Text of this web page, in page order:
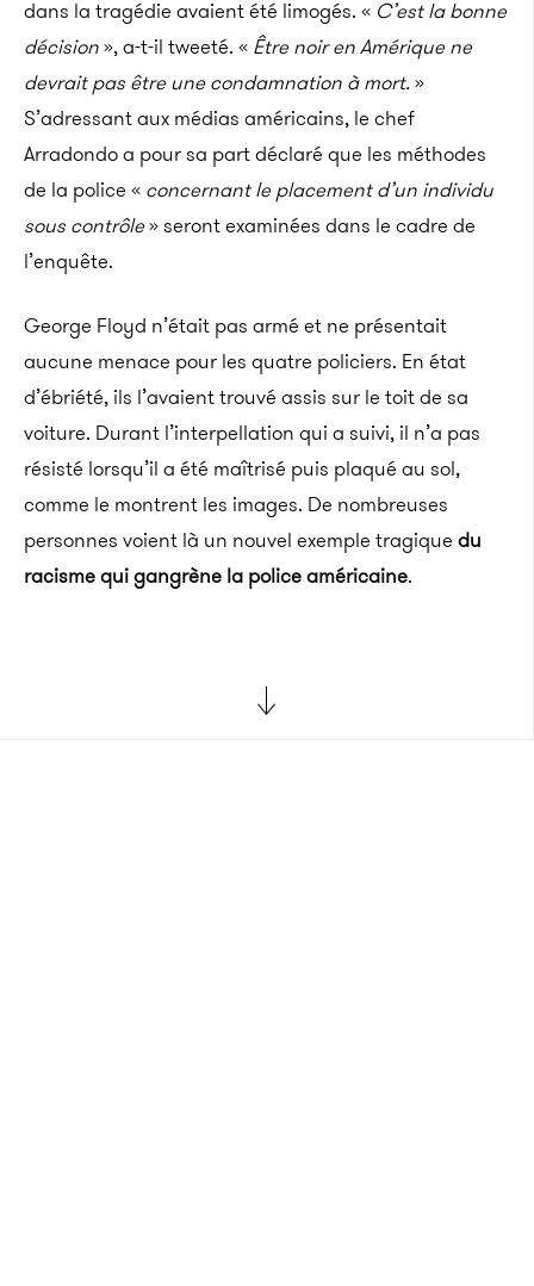
dans la tragédie avaient été limogés. « C’est la bonne
décision», a-t-il tweeté. « Être noir en Amérique ne
devrait pas être une condamnation à mort.»
S’adressant aux médias américains, le chef
Arradondo a pour sa part déclaré que les méthodes
de la police « concernant le placement d’un individu
sous contrôle» seront examinées dans le cadre de
l’enquête.
George Floyd n’était pas armé et ne présentait
aucune menace pour les quatre policiers. En état
d’ébriété, ils l’avaient trouvé assis sur le toit de sa
voiture. Durant l’interpellation qui a suivi, il n’a pas
résisté lorsqu’il a été maîtrisé puis plaqué au sol,
comme le montrent les images. De nombreuses
personnes voient là un nouvel exemple tragique du
racisme qui gangrène la police américaine.